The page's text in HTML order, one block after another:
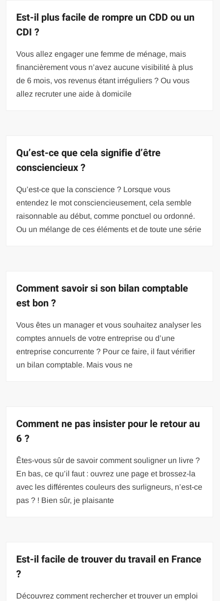
Est-il plus facile de rompre un CDD ou un
CDI ?
Vous allez engager une femme de ménage, mais
financièrement vous n’avez aucune visibilité à plus
de 6 mois, vos revenus étant irréguliers ? Ou vous
allez recruter une aide à domicile
Qu’est-ce que cela signifie d’être
consciencieux ?
Qu’est-ce que la conscience ? Lorsque vous
entendez le mot consciencieusement, cela semble
raisonnable au début, comme ponctuel ou ordonné.
Ou un mélange de ces éléments et de toute une série
Comment savoir si son bilan comptable
est bon ?
Vous êtes un manager et vous souhaitez analyser les
comptes annuels de votre entreprise ou d’une
entreprise concurrente ? Pour ce faire, il faut vérifier
un bilan comptable. Mais vous ne
Comment ne pas insister pour le retour au
6 ?
Êtes-vous sûr de savoir comment souligner un livre ?
En bas, ce qu’il faut : ouvrez une page et brossez-la
avec les différentes couleurs des surligneurs, n’est-ce
pas ? ! Bien sûr, je plaisante
Est-il facile de trouver du travail en France
?
Découvrez comment rechercher et trouver un emploi